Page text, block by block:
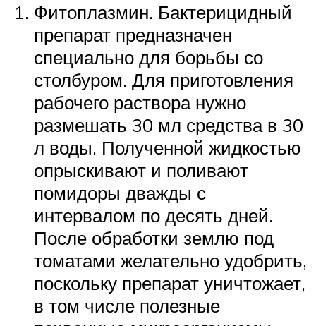
Фитоплазмин. Бактерицидный
препарат предназначен
специально для борьбы со
столбуром. Для приготовления
рабочего раствора нужно
размешать 30 мл средства в 30
л воды. Полученной жидкостью
опрыскивают и поливают
помидоры дважды с
интервалом по десять дней.
После обработки землю под
томатами желательно удобрить,
поскольку препарат уничтожает,
в том числе полезные